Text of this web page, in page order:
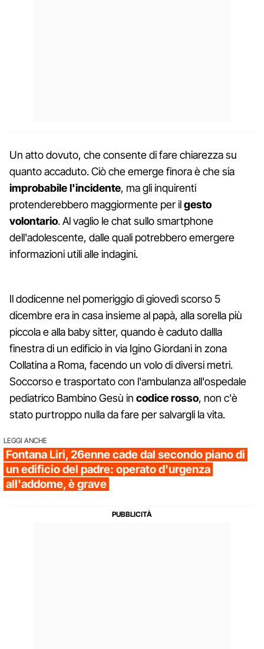
Un atto dovuto, che consente di fare chiarezza su
quanto accaduto. Ciò che emerge finora è che sia
improbabile l'incidente, ma gli inquirenti
protenderebbero maggiormente per ilgesto
volontario. Al vaglio le chat sullo smartphone
dell'adolescente, dalle quali potrebbero emergere
informazioni utili alle indagini.
Il dodicenne nel pomeriggio di giovedì scorso 5
dicembre era in casa insieme al papà, alla sorella più
piccola e alla baby sitter, quando è caduto dallla
finestra di un edificio in via Igino Giordani in zona
Collatina a Roma, facendo un volo di diversi metri.
Soccorso e trasportato con l'ambulanza all'ospedale
pediatrico Bambino Gesù in codice rosso, non c'è
stato purtroppo nulla da fare per salvargli la vita.
LEGGI ANCHE
Fontana Liri, 26enne cade dal secondo piano di
un edificio del padre: operato d'urgenza
all'addome, è grave